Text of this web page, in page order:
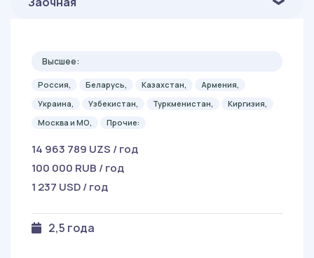
Высшее:
Россия, Беларусь, Казахстан,
Армения,
Украина,
Узбекистан, Туркменистан,
Киргизия,
Москва и МО,
Прочие:
14 963 789 UZS / год
100 000 RUB / год
1 237 USD / год
2,5 года